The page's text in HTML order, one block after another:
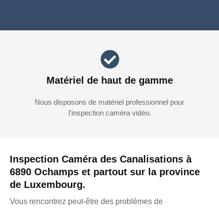
Inspection Caméra des Canalisations à
6890 Ochamps et partout sur la province
de Luxembourg.
Vous rencontrez peut-être des problèmes de
Matériel de haut de gamme
Nous disposons de matériel professionnel pour
l'inspection caméra vidéo.